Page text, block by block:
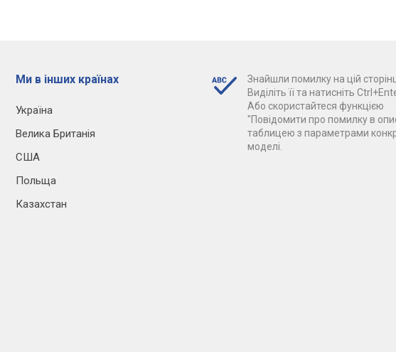
Ми в інших країнах
Україна
Велика Британія
США
Польща
Казахстан
Знайшли помилку на цій
Виділіть її та натисніть
Або скористайтеся функцією
"Повідомити про помилку в
таблицею з параметрами
моделі.